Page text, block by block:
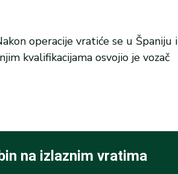
operacije vratiće se u Španiju i
kvalifikacijama osvojio je vozač